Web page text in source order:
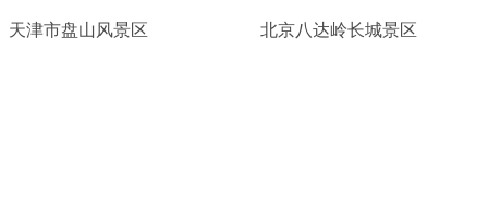
天津市盘山风景区 北京八达岭长城景区